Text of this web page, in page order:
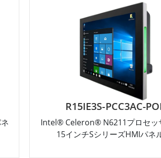
R15IE3S-PCC3AC-
Intel® Celeron® N6211プロセッ
15インチSシリーズHMIパネ